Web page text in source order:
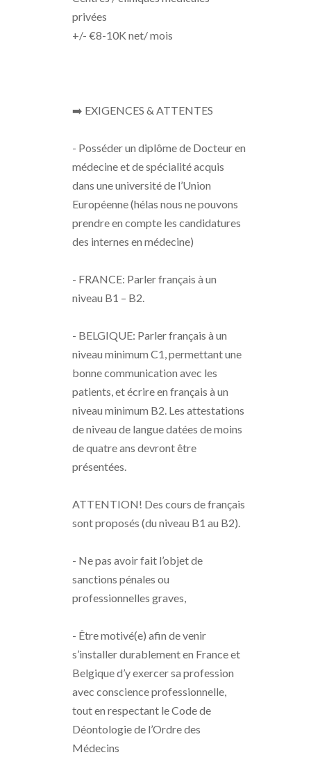
privées
+/- €8-10K net/ mois
➡️ EXIGENCES & ATTENTES
- Posséder un diplôme de Docteur en
médecine et de spécialité acquis
dans une université de l’Union
Européenne (hélas nous ne pouvons
prendre en compte les candidatures
des internes en médecine)
- FRANCE: Parler français à un
niveau B1 – B2.
- BELGIQUE: Parler français à un
niveau minimum C1, permettant une
bonne communication avec les
patients, et écrire en français à un
niveau minimum B2. Les attestations
de niveau de langue datées de moins
de quatre ans devront être
présentées.
ATTENTION! Des cours de français
sont proposés (du niveau B1 au B2).
- Ne pas avoir fait l’objet de
sanctions pénales ou
professionnelles graves,
- Être motivé(e) afin de venir
s’installer durablement en France et
Belgique d’y exercer sa profession
avec conscience professionnelle,
tout en respectant le Code de
Déontologie de l’Ordre des
Médecins